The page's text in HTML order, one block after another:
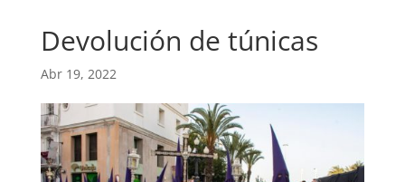
Devolución de túnicas
Abr 19, 2022